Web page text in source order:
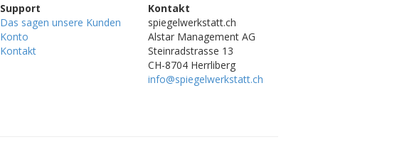
Support
Das sagen unsere Kunden
Konto
Kontakt
Kontakt
spiegelwerkstatt.ch
Alstar Management AG
Steinradstrasse 13
CH-8704 Herrliberg
info@spiegelwerkstatt.ch